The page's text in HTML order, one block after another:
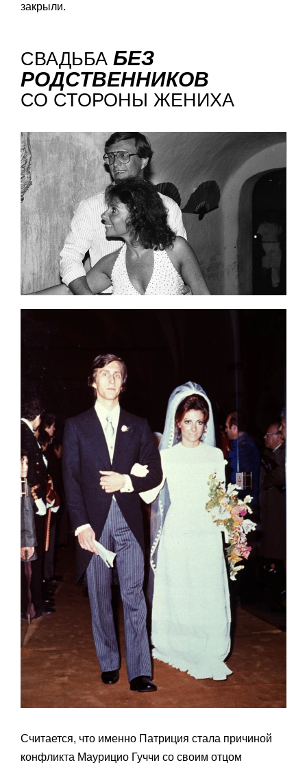
закрыли.
СВАДЬБА БЕЗ
РОДСТВЕННИКОВ
СО СТОРОНЫ ЖЕНИХА
Считается, что именно Патриция стала причиной
конфликта Маурицио Гуччи со своим отцом